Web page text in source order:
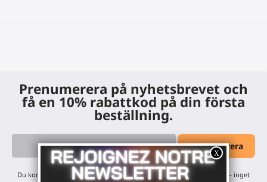
Prenumerera på nyhetsbrevet och
få en 10% rabattkod på din första
beställning.
Du kommer att få våra månatliga uppdateringar och erbjudanden — inget